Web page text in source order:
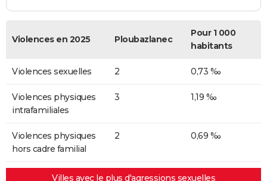
Violences en 2025 Ploubazlanec
Pour 1 000
habitants
Violences sexuelles 2 0,73 ‰
Violences physiques
intrafamiliales
3 1,19 ‰
Violences physiques
hors cadre familial
2 0,69 ‰
Villes avec le plus d'agressions sexuelles